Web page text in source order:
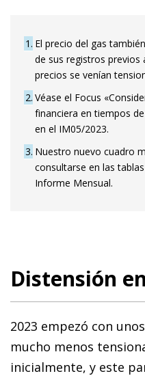
1 El precio del gas
de sus registros previos
precios se venían
2 Véase el Focus
financiera en tiempos
en el IM05/2023.
3 Nuestro nuevo cuadro
consultarse en las
Informe Mensual.
Distensión
2023 empezó con
mucho menos
inicialmente, y este